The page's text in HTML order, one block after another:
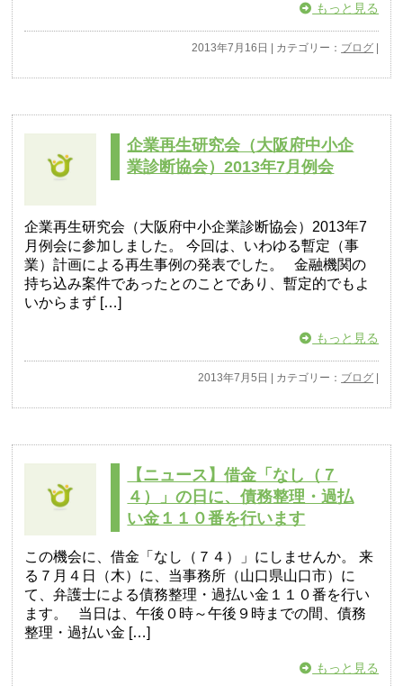
もっと見る
2013年7月16日 | カテゴリー： ブログ |
企業再生研究会（大阪府中小企
業診断協会）2013年7月例会
企業再生研究会（大阪府中小企業診断協会）2013年7
月例会に参加しました。 今回は、いわゆる暫定（事
業）計画による再生事例の発表でした。 金融機関の
持ち込み案件であったとのことであり、暫定的でもよ
いからまず […]
もっと見る
2013年7月5日 | カテゴリー： ブログ
【ニュース】借金「なし（７
４）」の日に、債務整理・過払
い金１１０番を行います
この機会に、借金「なし（７４）」にしませんか。 来
る７月４日（木）に、当事務所（山口県山口市）に
て、弁護士による債務整理・過払い金１１０番を行い
ます。 当日は、午後０時～午後９時までの間、債務
整理・過払い金 […]
もっと見る